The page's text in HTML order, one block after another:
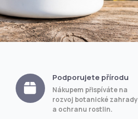
Podporujete přírodu
Nákupem přispíváte na
rozvoj botanické zahrady
a ochranu rostlin.